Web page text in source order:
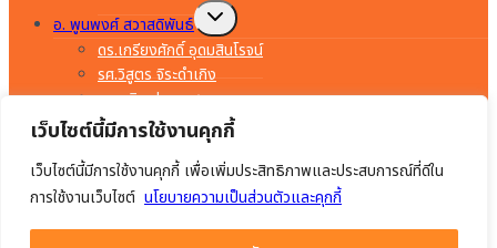
เว็บไซต์นี้มีการใช้งานคุกกี้
เว็บไซต์นี้มีการใช้งานคุกกี้ เพื่อเพิ่มประสิทธิภาพและประสบการณ์ที่ดีใน
การใช้งานเว็บไซต์ นโยบายความเป็นส่วนตัวและคุกกี้
อ. พูนพงศ์ สวาสดิพันธ์
Toggle
child
menu
ดร.เกรียงศักดิ์ อุดมสินโรจน์
รศ.วิสูตร จิระดำเกิง
อ.พรจิต ประทุมสุวรรณ
อ.มงคล ทองสงคราม
อ.ยรรยง ทรัพย์สุขอำนวย
อ.สำราญ คำยิ่ง
อ.อร่าม เริงฤทธิ์